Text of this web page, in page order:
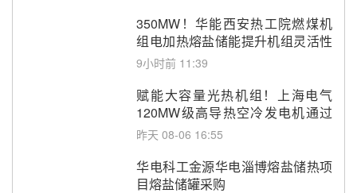
350MW！华能西安热工院燃煤机
组电加热熔盐储能提升机组灵活性
改造项目初步设计第三方评审服务
9小时前 11:39
赋能大容量光热机组！上海电气
120MW级高导热空冷发电机通过
型式试验
昨天 08-06 16:55
华电科工金源华电淄博熔盐储热项
目熔盐储罐采购